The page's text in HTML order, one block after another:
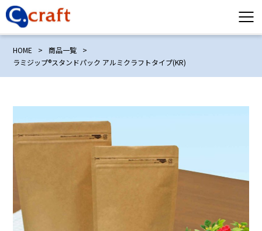
HOME > 商品一覧
>
ラミジップ®スタンドパック アルミクラフトタイプ(KR)